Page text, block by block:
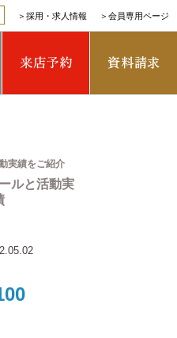
＞ 採用・求人情報 ＞ 会員専用ページ
実績をご紹介
ルと活動実